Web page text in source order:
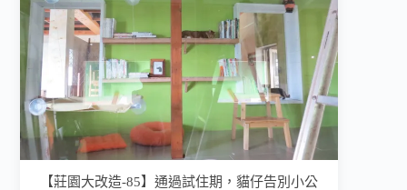
【莊園大改造-85】通過試住期，貓仔告別小公